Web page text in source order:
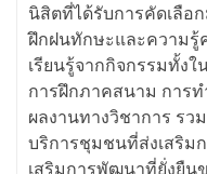
นิสิตที่ได้รับการคัดเลือ
ฝึกฝนทักษะและความรู้
เรียนรู้จากกิจกรรมทั้ง
การฝึกภาคสนาม การท
ผลงานทางวิชาการ รว
บริการชุมชนที่ส่งเสริม
เสริมการพัฒนาที่ยั่งยืน